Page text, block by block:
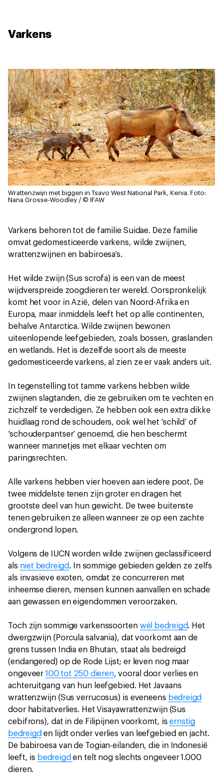
Varkens
Wrattenzwijn met biggen in Tsavo West National Park, Kenia. Foto:
Nana Grosse-Woodley / © IFAW
Varkens behoren tot de familie Suidae. Deze familie
omvat gedomesticeerde varkens, wilde zwijnen,
wrattenzwijnen en babiroesa’s.
Het wilde zwijn (Sus scrofa) is een van de meest
wijdverspreide zoogdieren ter wereld. Oorspronkelijk
komt het voor in Azië, delen van Noord-Afrika en
Europa, maar inmiddels leeft het op alle continenten,
behalve Antarctica. Wilde zwijnen bewonen
uiteenlopende leefgebieden, zoals bossen, graslanden
en wetlands. Het is dezelfde soort als de meeste
gedomesticeerde varkens, al zien ze er vaak anders uit.
In tegenstelling tot tamme varkens hebben wilde
zwijnen slagtanden, die ze gebruiken om te vechten en
zichzelf te verdedigen. Ze hebben ook een extra dikke
huidlaag rond de schouders, ook wel het ‘schild’ of
‘schouderpantser’ genoemd, die hen beschermt
wanneer mannetjes met elkaar vechten om
paringsrechten.
Alle varkens hebben vier hoeven aan iedere poot. De
twee middelste tenen zijn groter en dragen het
grootste deel van hun gewicht. De twee buitenste
tenen gebruiken ze alleen wanneer ze op een zachte
ondergrond lopen.
Volgens de IUCN worden wilde zwijnen geclassificeerd
als niet bedreigd. In sommige gebieden gelden ze zelfs
als invasieve exoten, omdat ze concurreren met
inheemse dieren, mensen kunnen aanvallen en schade
aan gewassen en eigendommen veroorzaken.
Toch zijn sommige varkenssoorten wél bedreigd. Het
dwergzwijn (Porcula salvania), dat voorkomt aan de
grens tussen India en Bhutan, staat als bedreigd
(endangered) op de Rode Lijst; er leven nog maar
ongeveer100 tot 250 dieren, vooral door verlies en
achteruitgang van hun leefgebied. Het Javaans
wrattenzwijn (Sus verrucosus) is eveneens bedreigd
door habitatverlies. Het Visayawrattenzwijn (Sus
cebifrons), dat in de Filipijnen voorkomt, isernstig
bedreigd en lijdt onder verlies van leefgebied en jacht.
De babiroesa van de Togian-eilanden, die in Indonesië
leeft, is bedreigden telt nog slechts ongeveer 1.000
dieren.